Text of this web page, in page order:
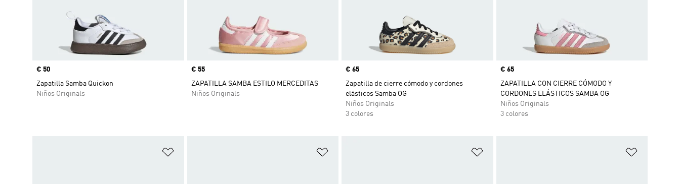
Precio
€ 50
Zapatilla Samba Quickon
Niños Originals
Precio
€ 55
ZAPATILLA SAMBA ESTILO MERCEDITAS
Niños Originals
Precio
€ 65
Zapatilla de cierre cómodo y cordones
elásticos Samba OG
Niños Originals
3 colores
Precio
€ 65
ZAPATILLA CON CIERRE CÓMODO Y
CORDONES ELÁSTICOS SAMBA OG
Niños Originals
3 colores